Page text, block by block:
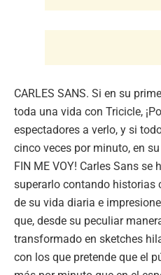
CARLES SANS. Si en su
toda una vida con Tricicle,
espectadores a verlo, y si
cinco veces por minuto, en
FIN ME VOY! Carles Sans se
superarlo contando historias
de su vida diaria e
que, desde su peculiar
transformado en sketches
con los que pretende que el